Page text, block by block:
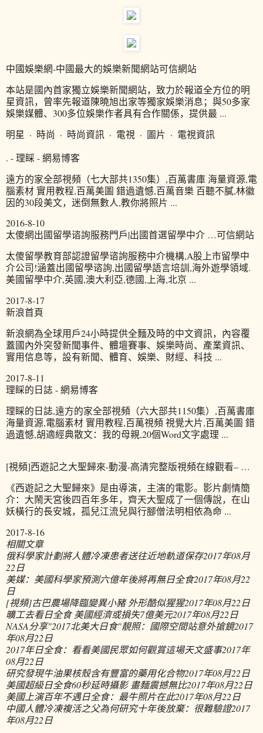
中國娛樂網-中國最大的娛樂新聞網站可信網站
本站是國內首家獨立娛樂新聞網站，致力於報道全方位的明
星資訊，曾率先報道陳曉旭出家等獨家娛樂消息；與50多家
娛樂媒體、300多位娛樂作者具有合作關係，提供最 ...
明星 · 時尚 · 時尚資訊 · 電視 · 圖片 · 電視資訊
. - 理睬 - 網易博客
遠方的家全部視頻（七大部共1350集）,百萬書庫 海量資源,電
腦素材 實用教程,百萬美圖 錯過遺憾,百萬音樂 百聽不膩,林徽
因的30段美文，迷倒無數人,教你將照片 ...
2016-8-10
太傻網出國留學谘詢服務門戶|出國首選留學中介 …可信網站
太傻留學教育部認證留學谘詢服務中介機構,A股上市留學中
介公司!涵蓋出國留學谘詢,出國留學語言培訓,海外遊學領域.
美國留學中介,英國,澳大利亞,德國,上海,北京 ...
2017-8-17
新浪首頁
新浪網為全球用戶24小時提供全麵及時的中文資訊，內容覆
蓋國內外突發新聞事件、體壇賽事、娛樂時尚、產業資訊、
實用信息等，設有新聞、體育、娛樂、財經、科技 ...
2017-8-11
理睬的日誌 - 網易博客
理睬的日誌,遠方的家全部視頻（六大部共1150集）,百萬書庫
海量資源,電腦素材 實用教程,百萬視頻 視覺大片,百萬美圖 錯
過遺憾,胡適經典散文：我的母親,20個Word文字處理 ...
[視頻]西遊記之大聖歸來-動漫-高清完整版視頻在線觀看– …
《西遊記之大聖歸來》是由導演，主演的電影。影片劇情簡
介：大鬧天宮後四百年多年，齊天大聖成了一個傳說，在山
妖橫行的長安城，孤兒江流兒與行腳僧法明相依為命 ...
2017-8-16
相關文章
俄科學家計劃將人體冷凍患者送往近地軌道保存2017年08月
22日
美媒：美國科學家預測六億年後將再無日全食2017年08月22
日
[視頻]古巴農場降臨變異小豬 外形酷似猩猩2017年08月22日
曠工去看日全食 美國經濟或損失7億美元2017年08月22日
NASA分享"2017北美大日食"靚照：國際空間站意外搶鏡2017
年08月22日
2017年日全食：看看美國民眾如何觀賞這場天文盛事2017年
08月22日
研究發現牛油果核殼含有豐富的藥用化合物2017年08月22日
美國超級日全食60秒延時攝影 畫麵震撼無比2017年08月22日
美國上演百年不遇日全食：最牛照片在此2017年08月22日
中國人體冷凍複活之父為何研究十年後放棄：很難驗證2017
年08月22日